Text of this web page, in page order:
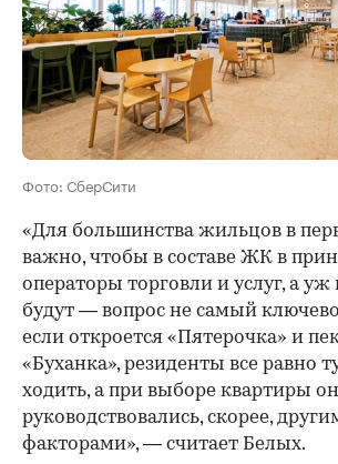
Фото: СберСити
«Для большинства жильцов в
важно, чтобы в составе ЖК в
операторы торговли и услуг, а
будут — вопрос не самый
если откроется «Пятерочка» и
«Буханка», резиденты все равно
ходить, а при выборе квартиры
руководствовались, скорее,
факторами», — считает Белых.